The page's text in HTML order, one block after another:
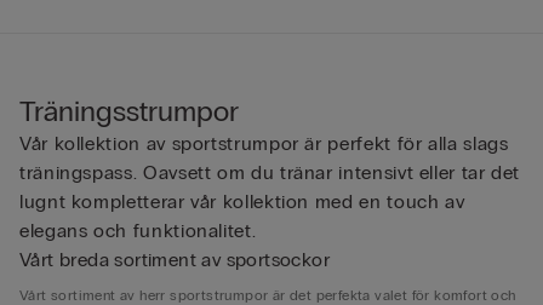
Träningsstrumpor
Vår kollektion av sportstrumpor är perfekt för alla slags
träningspass. Oavsett om du tränar intensivt eller tar det
lugnt kompletterar vår kollektion med en touch av
elegans och funktionalitet.
Vårt breda sortiment av sportsockor
Vårt sortiment av herr sportstrumpor är det perfekta valet för komfort och